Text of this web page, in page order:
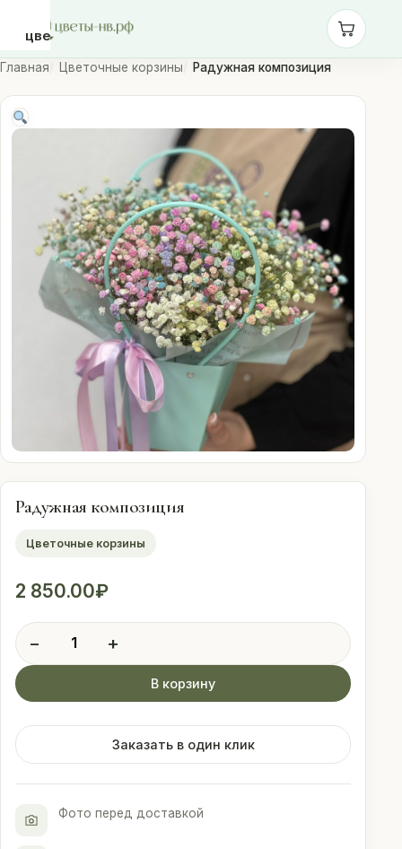
цветы-
нв.рф
Розы
Монобукеты
Сборные
букеты
Шары
Доставка
Оплата
086-59-99
Главная Цветочные корзины Радужная композиция
Радужная композиция
Цветочные корзины
2 850.00₽
−
Количество
товара
Радужная
композиция
+
В корзину
Заказать в один клик
Фото перед доставкой